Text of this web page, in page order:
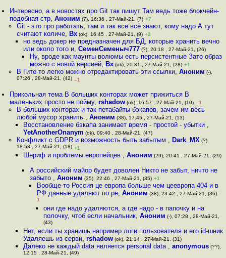
Интересно, а в новостях про Git так пишут Там ведь тоже блокчейн-
подобная стр,Аноним (7), 16:36 , 27-Май-21, (7) +7
Git - это про работать, там и так все всё знают, кому надо А тут
считают количе, Bx(ok), 16:45 , 27-Май-21, (9) +2
но ведь докер не предназначен для БД, которые хранить вечно
или около того и, СеменСеменыч777(?), 20:18 , 27-Май-21, (26)
Ну, вроде как маунты волюмы есть персистентные Зато образ
можно с новой версией, Bx (ok), 20:31 , 27-Май-21, (28) +1
В Гите-то легко можно отредактировать эти ссылки, Аноним (-),
07:26 , 28-Май-21, (42) –1
Прикольная тема В больших конторах может прижиться В
маленьких просто не пойму,rshadow (ok), 16:57 , 27-Май-21, (10) –1
В больших конторах и так петабайты бэкапов, зачем им весь
любой мусор хранить , Аноним (38), 17:45 , 27-Май-21, (13)
Восстановление бэкапа занимает время - простой - убытки ,
YetAnotherOnanym (ok), 09:40 , 28-Май-21, (47)
Конфликт с GDPR и возможность быть забытым , Dark_MX (?),
18:53 , 27-Май-21, (18) +1
Шериф и проблемы европейцев , Аноним (29), 20:41 , 27-Май-21, (29)
А российский майор будет доволен Никто не забыт, ничто не
забыто ,Аноним (35), 22:46 , 27-Май-21, (35) +1
Вообще-то Россия це европа больше чем цеевропа 404 и в
РФ данные удаляют по ре, Аноним (38), 23:42 , 27-Май-21, (36) –
1
они где надо удаляются, а где надо - в папочку и на
полочку, чтоб если начальник, Аноним (-), 07:28 , 28-Май-21,
(43)
Нет, если ты хранишь например логи пользователя и его id-шник
Удаляешь из серви, rshadow(ok), 21:14 , 27-Май-21, (31)
Далеко не каждый data является personal data , anonymous(??),
12:15 , 28-Май-21, (49)